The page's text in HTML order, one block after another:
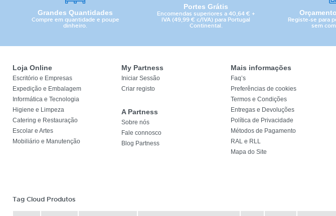
Grandes Quantidades
Compre em quantidade e poupe
dinheiro.
Portes Grátis
Encomendas superiores a 40,64 € +
IVA (49,99 € c/IVA) para Portugal
Continental.
Registe-se para
sem
Loja Online
Escritório e Empresas
Expedição e Embalagem
Informática e Tecnologia
Higiene e Limpeza
Catering e Restauração
Escolar e Artes
Mobiliário e Manutenção
My Partness
Iniciar Sessão
Criar registo
A Partness
Sobre nós
Fale connosco
Blog Partness
Mais informações
Faq’s
Preferências de cookies
Termos e Condições
Entregas e Devoluções
Política de Privacidade
Métodos de Pagamento
RAL e RLL
Mapa do Site
Tag Cloud Produtos
CATEGORIA